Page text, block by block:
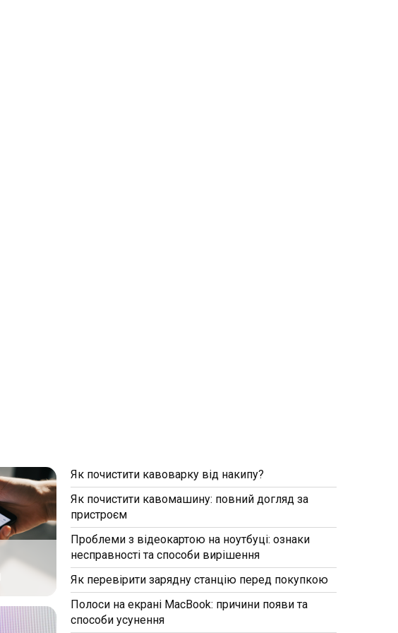
Як почистити кавоварку від накипу?
Як почистити кавомашину: повний догляд за
пристроєм
Проблеми з відеокартою на ноутбуці: ознаки
несправності та способи вирішення
Як перевірити зарядну станцію перед покупкою
Полоси на екрані MacBook: причини появи та
способи усунення